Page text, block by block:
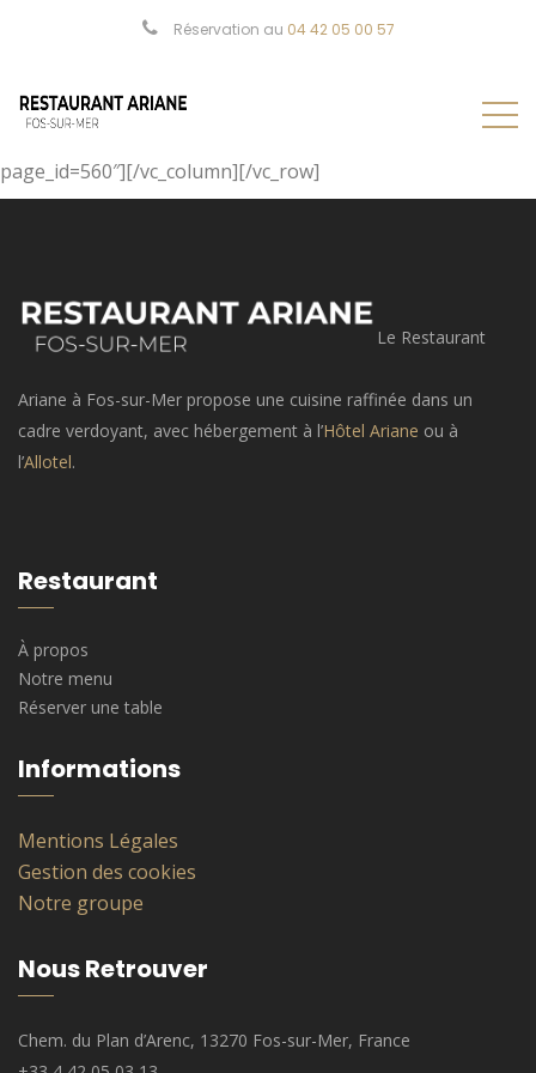
Réservation au 04 42 05 00 57
[vc_row][vc_column][page_header title=”Login”
text=”Create an account”
page_id=560″][/vc_column][/vc_row]
Le Restaurant
Ariane à Fos-sur-Mer propose une cuisine raffinée dans un
cadre verdoyant, avec hébergement à l’Hôtel Ariane ou à
l’Allotel.
Restaurant
À propos
Notre menu
Réserver une table
Informations
Mentions Légales
Gestion des cookies
Notre groupe
Nous Retrouver
Chem. du Plan d’Arenc, 13270 Fos-sur-Mer, France